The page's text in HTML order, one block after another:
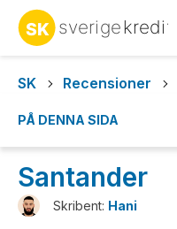
SK
Recensioner
PÅ DENNA SIDA
Santander
Skribent: Hani